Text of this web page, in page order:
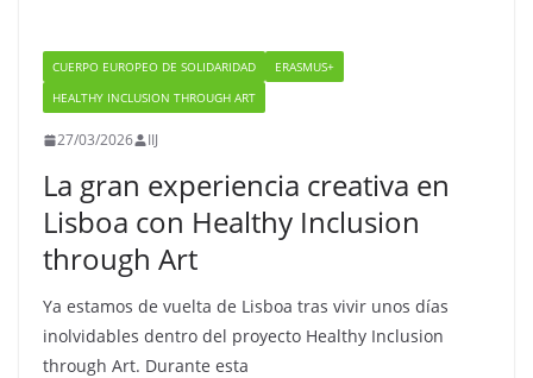
CUERPO EUROPEO DE SOLIDARIDAD
ERASMUS+
HEALTHY INCLUSION THROUGH ART
27/03/2026 IIJ
La gran experiencia creativa en
Lisboa con Healthy Inclusion
through Art
Ya estamos de vuelta de Lisboa tras vivir unos días
inolvidables dentro del proyecto Healthy Inclusion
through Art. Durante esta